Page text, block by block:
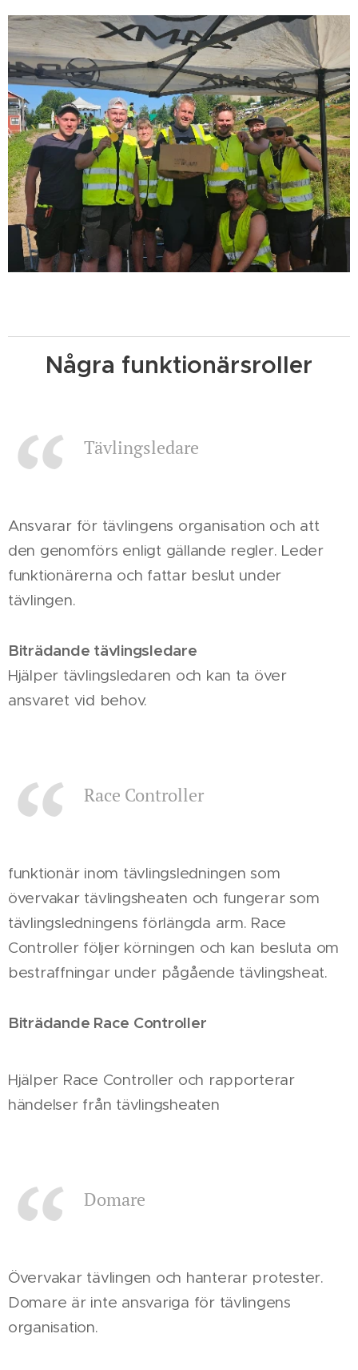
Några funktionärsroller
Tävlingsledare
Ansvarar för tävlingens organisation och att
den genomförs enligt gällande regler. Leder
funktionärerna och fattar beslut under
tävlingen.
Biträdande tävlingsledare
Hjälper tävlingsledaren och kan ta över
ansvaret vid behov.
Race Controller
funktionär inom tävlingsledningen som
övervakar tävlingsheaten och fungerar som
tävlingsledningens förlängda arm. Race
Controller följer körningen och kan besluta om
bestraffningar under pågående tävlingsheat.
Biträdande Race Controller
Hjälper Race Controller och rapporterar
händelser från tävlingsheaten
Domare
Övervakar tävlingen och hanterar protester.
Domare är inte ansvariga för tävlingens
organisation.